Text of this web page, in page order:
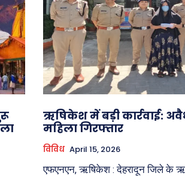
ऋषिकेश में बड़ी कार्रवाई:
महिला गिरफ्तार
विविध April 15, 2026
एफएनएन, ऋषिकेश : देहरादून जिले के